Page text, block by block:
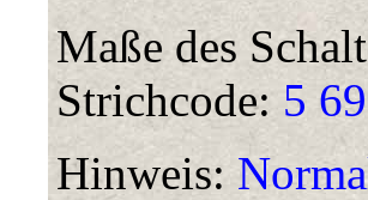
Maße des
Strichcode: 5
Hinweis: